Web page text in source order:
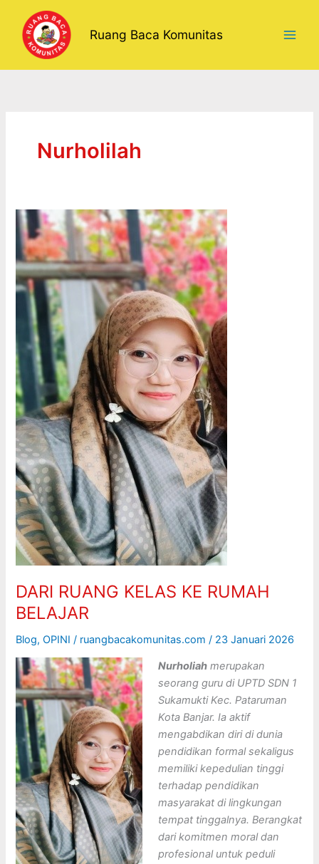
konten
Ruang Baca Komunitas
Nurholilah
DARI RUANG KELAS KE RUMAH
BELAJAR
Blog,OPINI / ruangbacakomunitas.com/ 23 Januari 2026
Nurholiah merupakan
seorang guru di UPTD SDN 1
Sukamukti Kec. Pataruman
Kota Banjar. Ia aktif
mengabdikan diri di dunia
pendidikan formal sekaligus
memiliki kepedulian tinggi
terhadap pendidikan
masyarakat di lingkungan
tempat tinggalnya. Berangkat
dari komitmen moral dan
profesional untuk peduli
DARI
RUANG
KELAS
KE
RUMAH
BELAJAR